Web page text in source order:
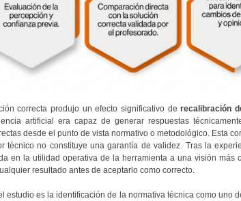
correcta produjo un efecto significativo derecalibración
artificial era capaz de generar respuestas
desde el punto de vista normativo o metodológico. Esta
técnico no constituye una garantía de validez. Tras la
en la utilidad operativa de la herramienta a una visión más
resultado antes de aceptarlo como correcto.
estudio es la identificación de la normativa técnica como uno